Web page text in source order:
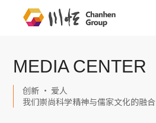
MEDIA CENTER
创新 · 爱人
我们崇尚科学精神与儒家文化的融合